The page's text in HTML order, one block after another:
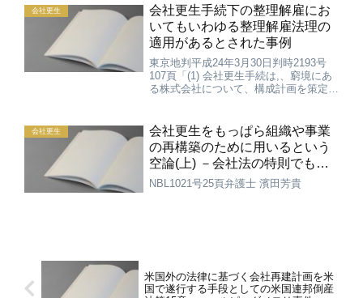
教科書が出、このＱＡ本が出たことで、
最新情報になったので...
会社更生
会社更生手続下の整理解雇にお
いてもいわゆる整理解雇法理の
適用があるとされた事例
東京地判平成24年3月30日判時2193号
107頁「(1) 会社更生手続は,、窮境にあ
る株式会社について、構成計画を策定す
該会社の事業の維持更生を図ることを目
的とする再...
会社更生
会社更生をもっぱら組織や事業
の再構築のために用いるという
空論(上) －会社法の特則でもあ
る会社更生法の一側面
NBL1021号25頁弁護士 濱田芳貴
米国外の法律に基づく会社再建計画を米
国で遂行する手段としての米国連邦倒産